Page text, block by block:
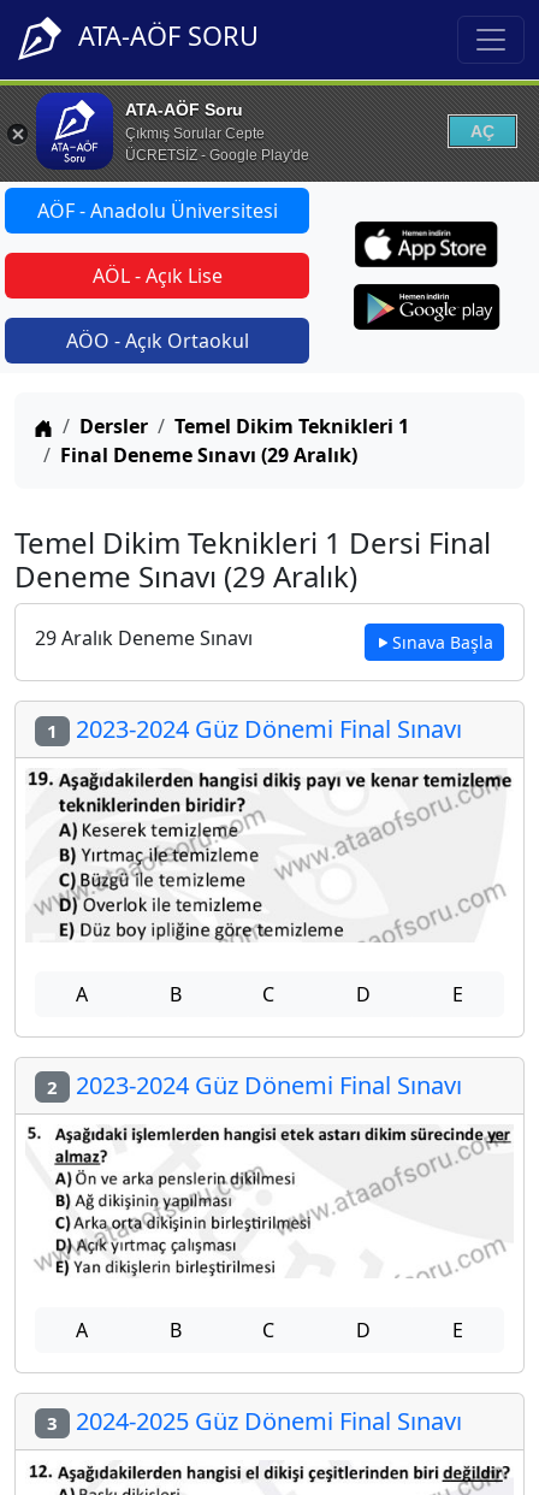
ATA-AÖF SORU
ATA-AÖF Soru
Çıkmış Sorular Cepte
ÜCRETSİZ - Google Play'de
AÇ
AÖF - Anadolu Üniversitesi
AÖL - Açık Lise
AÖO - Açık Ortaokul
Anasayfa
Dersler
Temel Dikim Teknikleri 1
Final Deneme Sınavı (29 Aralık)
Temel Dikim Teknikleri 1 Dersi Final
Deneme Sınavı (29 Aralık)
29 Aralık Deneme Sınavı Sınava Başla
1 2023-2024 Güz Dönemi Final Sınavı
A B C D E
2 2023-2024 Güz Dönemi Final Sınavı
A B C D E
3 2024-2025 Güz Dönemi Final Sınavı